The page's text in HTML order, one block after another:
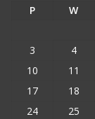
P W
3
4
10
11
17
18
24
25